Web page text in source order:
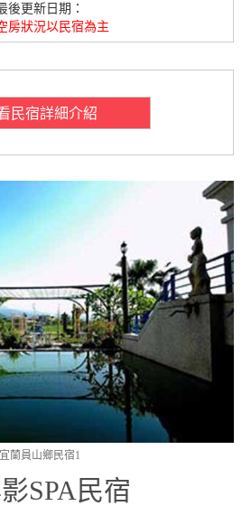
後更新日期：
房狀況以民宿為主
民宿詳細介紹
宜蘭員山鄉民宿1
SPA民宿